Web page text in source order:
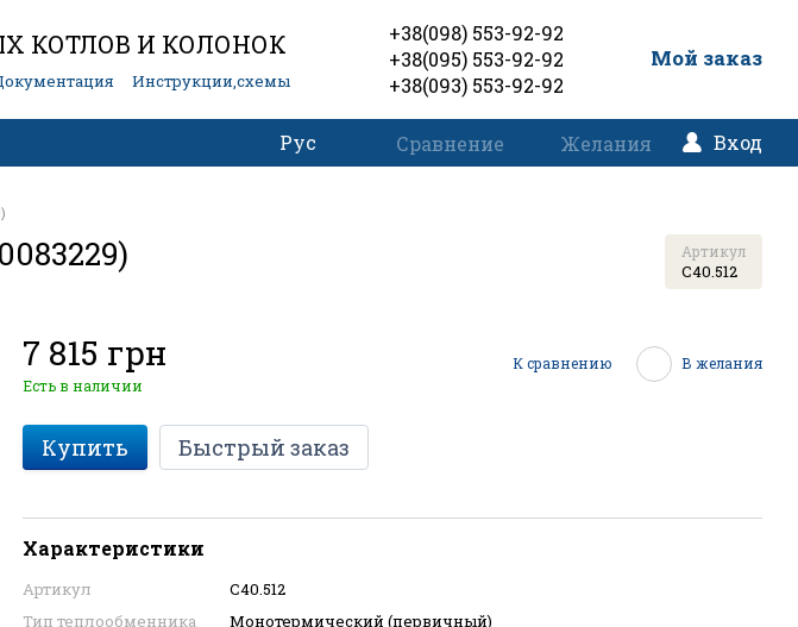
КОТЛОВ И КОЛОНОК
Инструкции,схемы
+38(098) 553-92-92
+38(095) 553-92-92
+38(093) 553-92-92
Мой заказ
Рус Сравнение Желания Вход
Артикул
C40.512
7 815 грн
Есть в наличии
К сравнению В желания
Купить Быстрый заказ
Характеристики
Артикул
C40.512
Тип теплообменника
Монотермический (первичный)